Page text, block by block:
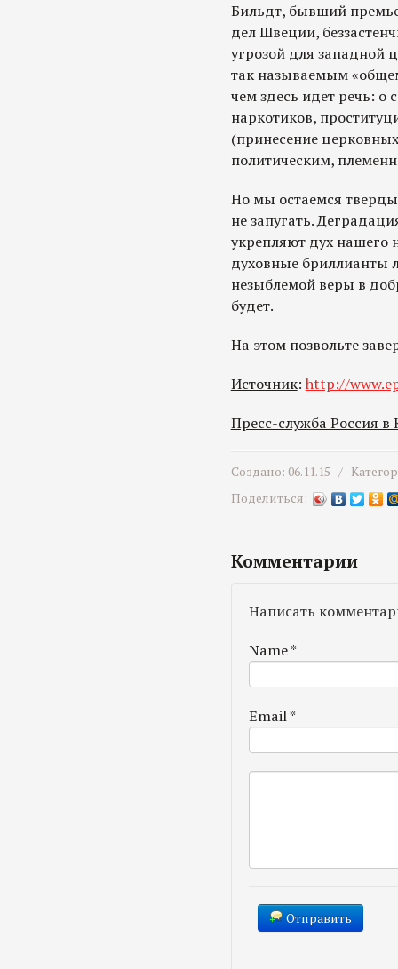
Бильдт, бывший
дел Швеции,
угрозой для западной
так называемым
чем здесь идет речь: о
наркотиков,
(принесение
политическим,
Но мы остаемся
не запугать.
укрепляют дух нашего
духовные бриллианты
незыблемой веры в
будет.
На этом позвольте
Источник: http://
Пресс-служба Россия в
Создано: 06.11.15 /
Поделиться:
Комментарии
Написать
Name*
Email*
Отправить